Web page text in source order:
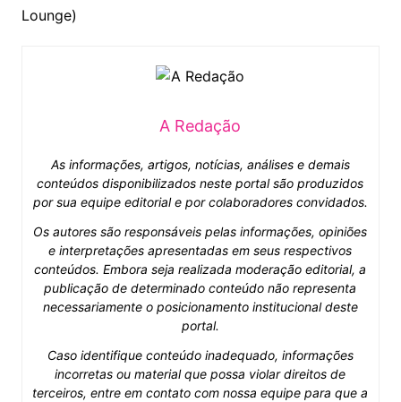
Lounge)
A Redação
As informações, artigos, notícias, análises e demais
conteúdos disponibilizados neste portal são produzidos
por sua equipe editorial e por colaboradores convidados.
Os autores são responsáveis pelas informações, opiniões
e interpretações apresentadas em seus respectivos
conteúdos. Embora seja realizada moderação editorial, a
publicação de determinado conteúdo não representa
necessariamente o posicionamento institucional deste
portal.
Caso identifique conteúdo inadequado, informações
incorretas ou material que possa violar direitos de
terceiros, entre em contato com nossa equipe para que a